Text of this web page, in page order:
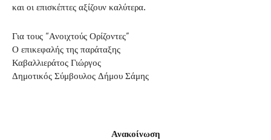
και οι επισκέπτες αξίζουν καλύτερα.
Για τους “Ανοιχτούς Ορίζοντες”
Ο επικεφαλής της παράταξης
Καβαλλιεράτος Γιώργος
Δημοτικός Σύμβουλος Δήμου Σάμης
Ανακοίνωση